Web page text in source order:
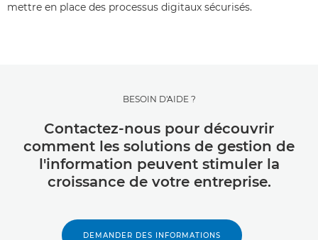
mettre en place des processus digitaux sécurisés.
BESOIN D'AIDE ?
Contactez-nous pour découvrir
comment les solutions de gestion de
l'information peuvent stimuler la
croissance de votre entreprise.
DEMANDER DES INFORMATIONS